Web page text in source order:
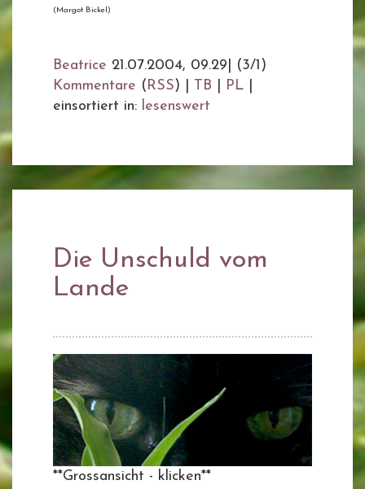
(Margot Bickel)
Beatrice 21.07.2004, 09.29
(3/1)
Kommentare (RSS) | TB PL
einsortiert in: lesenswert
Die Unschuld vom
Lande
**Grossansicht - klicken**